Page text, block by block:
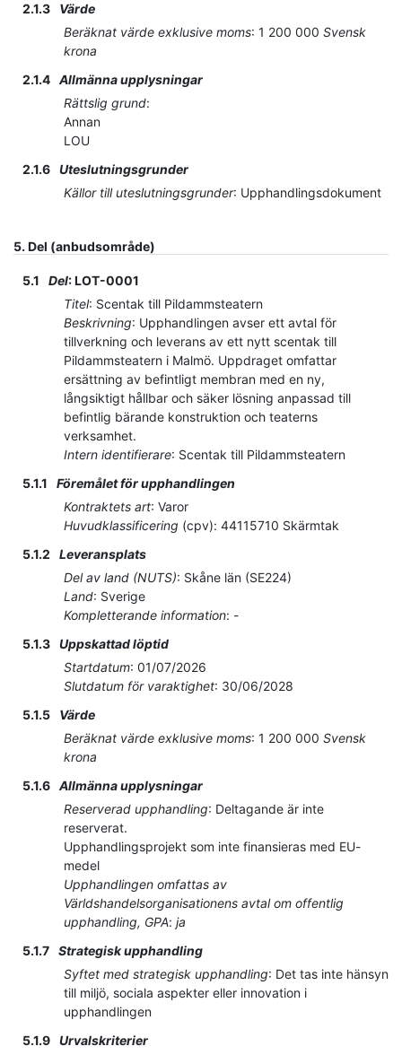
2.1.3
Värde
Beräknat värde exklusive moms: 1 200 000 Svensk
krona
2.1.4 Allmänna upplysningar
Rättslig grund:
Annan
LOU
2.1.6 Uteslutningsgrunder
Källor till uteslutningsgrunder: Upphandlingsdokument
5. Del (anbudsområde)
5.1 Del:LOT-0001
Titel: Scentak till Pildammsteatern
Beskrivning: Upphandlingen avser ett avtal för
tillverkning och leverans av ett nytt scentak till
Pildammsteatern i Malmö. Uppdraget omfattar
ersättning av befintligt membran med en ny,
långsiktigt hållbar och säker lösning anpassad till
befintlig bärande konstruktion och teaterns
verksamhet.
Intern identifierare: Scentak till Pildammsteatern
5.1.1
Föremålet för upphandlingen
Kontraktets art: Varor
Huvudklassificering (cpv): 44115710 Skärmtak
5.1.2
Leveransplats
Del av land (NUTS): Skåne län (SE224)
Land: Sverige
Kompletterande information: -
5.1.3 Uppskattad löptid
Startdatum: 01/07/2026
Slutdatum för varaktighet: 30/06/2028
5.1.5
Värde
Beräknat värde exklusive moms: 1 200 000 Svensk
krona
5.1.6 Allmänna upplysningar
Reserverad upphandling: Deltagande är inte
reserverat.
Upphandlingsprojekt som inte finansieras med EU-
medel
Upphandlingen omfattas av
Världshandelsorganisationens avtal om offentlig
upphandling, GPA: ja
5.1.7 Strategisk upphandling
Syftet med strategisk upphandling: Det tas inte hänsyn
till miljö, sociala aspekter eller innovation i
upphandlingen
5.1.9 Urvalskriterier